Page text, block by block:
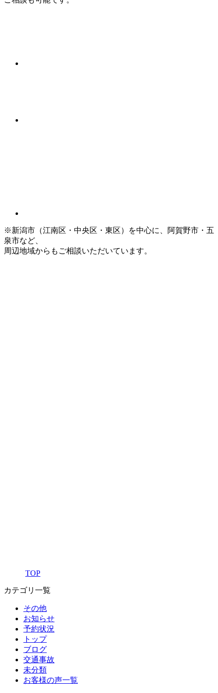
※新潟市（江南区・中央区・東区）を中心に、阿賀野市・五
泉市など、
周辺地域からもご相談いただいています。
TOP
カテゴリ一覧
その他
お知らせ
予約状況
トップ
ブログ
交通事故
未分類
お客様の声一覧